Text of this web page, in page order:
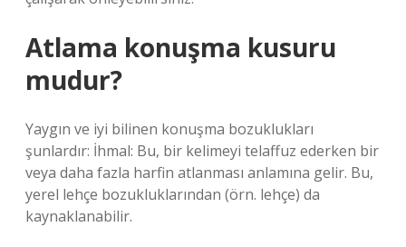
Atlama konuşma kusuru
mudur?
Yaygın ve iyi bilinen konuşma bozuklukları
şunlardır: İhmal: Bu, bir kelimeyi telaffuz ederken bir
veya daha fazla harfin atlanması anlamına gelir. Bu,
yerel lehçe bozukluklarından (örn. lehçe) da
kaynaklanabilir.